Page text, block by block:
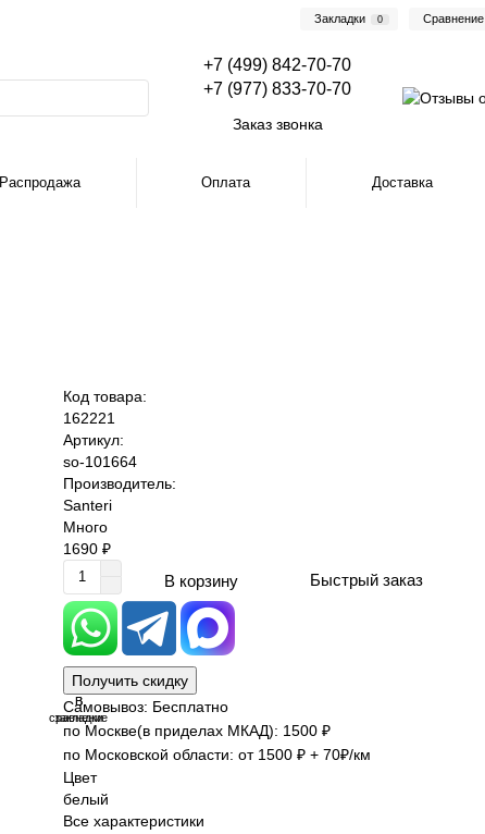
Закладки 0 Сравнение
+7 (499) 842-70-70
+7 (977) 833-70-70
Заказ звонка
Распродажа Оплата Доставка
Код товара:
162221
Артикул:
so-101664
Производитель:
Santeri
Много
1690 ₽
В корзину Быстрый заказ
Получить скидку
В
закладки
В
сравнение
Самовывоз: Бесплатно
по Москве(в приделах МКАД): 1500 ₽
по Московской области: от 1500 ₽ + 70₽/км
Цвет
белый
Все характеристики